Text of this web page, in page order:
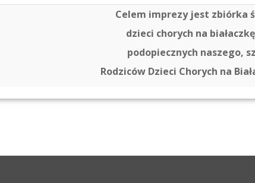
Celem imprezy jest zbiórka
dzieci chorych na
podopiecznych naszego,
Rodziców Dzieci Chorych na